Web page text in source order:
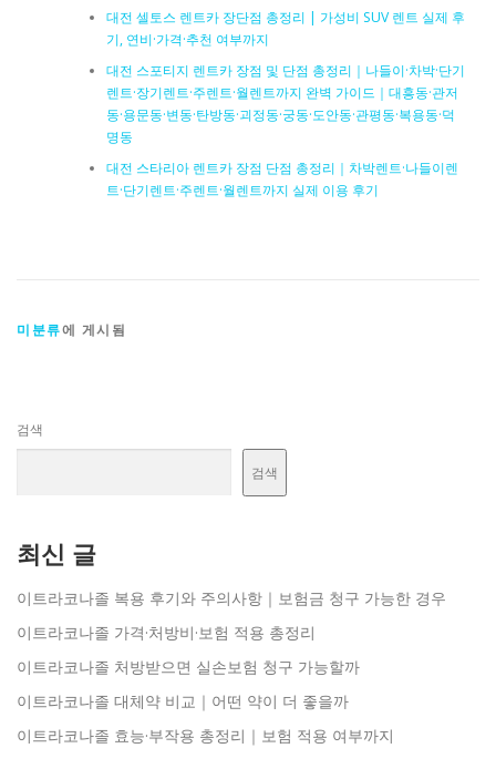
대전 셀토스 렌트카 장단점 총정리 | 가성비 SUV 렌트 실제 후
기, 연비·가격·추천 여부까지
대전 스포티지 렌트카 장점 및 단점 총정리｜나들이·차박·단기
렌트·장기렌트·주렌트·월렌트까지 완벽 가이드｜대흥동·관저
동·용문동·변동·탄방동·괴정동·궁동·도안동·관평동·복용동·덕
명동
대전 스타리아 렌트카 장점 단점 총정리｜차박렌트·나들이렌
트·단기렌트·주렌트·월렌트까지 실제 이용 후기
미분류에 게시됨
검색
검색
최신 글
이트라코나졸 복용 후기와 주의사항｜보험금 청구 가능한 경우
이트라코나졸 가격·처방비·보험 적용 총정리
이트라코나졸 처방받으면 실손보험 청구 가능할까
이트라코나졸 대체약 비교｜어떤 약이 더 좋을까
이트라코나졸 효능·부작용 총정리｜보험 적용 여부까지